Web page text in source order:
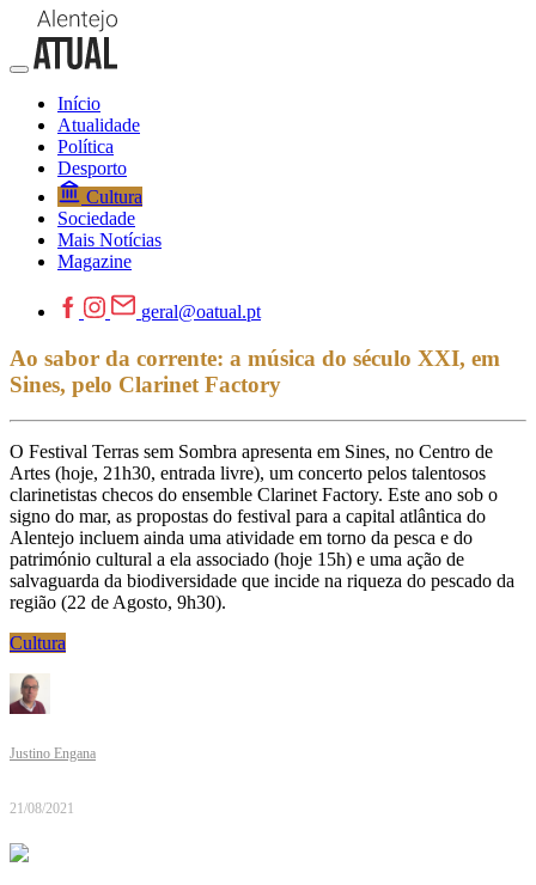
Início
Atualidade
Política
Desporto
Cultura
Sociedade
Mais Notícias
Magazine
geral@oatual.pt
Ao sabor da corrente: a música do século XXI, em
Sines, pelo Clarinet Factory
O Festival Terras sem Sombra apresenta em Sines, no Centro de
Artes (hoje, 21h30, entrada livre), um concerto pelos talentosos
clarinetistas checos do ensemble Clarinet Factory. Este ano sob o
signo do mar, as propostas do festival para a capital atlântica do
Alentejo incluem ainda uma atividade em torno da pesca e do
património cultural a ela associado (hoje 15h) e uma ação de
salvaguarda da biodiversidade que incide na riqueza do pescado da
região (22 de Agosto, 9h30).
Cultura
Justino Engana
21/08/2021